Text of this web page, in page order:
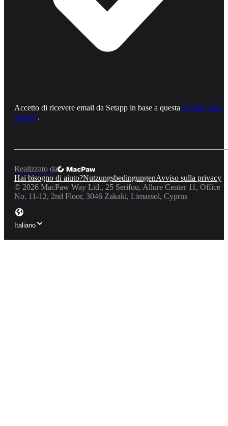
Accetto di ricevere email da Setapp in base a questa Avviso sulla
privacy.
Realizzato da
Hai bisogno di aiuto?NutzungsbedingungenAvviso sulla privacy
© 2026 MacPaw Way Ltd., 25 Serifou, Allure Center 11, Office
No. 11-12, 2nd Floor, 3046 Zakaki, Limassol, Cyprus
Italiano